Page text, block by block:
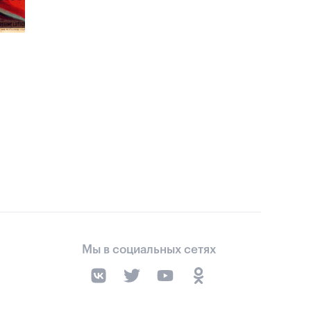
Мы в социальных сетях